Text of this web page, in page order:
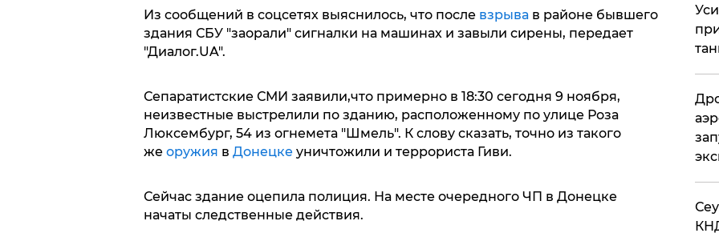
Из сообщений в соцсетях выяснилось, что после взрывав районе бывшего
здания СБУ "заорали" сигналки на машинах и завыли сирены, передает
"Диалог.UA".
Сепаратистские СМИ заявили,что примерно в 18:30 сегодня 9 ноября,
неизвестные выстрелили по зданию, расположенному по улице Роза
Люксембург, 54 из огнемета "Шмель". К слову сказать, точно из такого
же оружия в Донецкеуничтожили и террориста Гиви.
Сейчас здание оцепила полиция. На месте очередного ЧП в Донецке
начаты следственные действия.